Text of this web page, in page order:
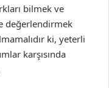
bilmek ve
değerlendirmek
ki, yeterli
karşısında